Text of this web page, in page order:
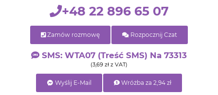
+48 22 896 65 07
Zamów rozmowę Rozpocznij Czat
SMS: WTA07 (treść SMS) Na 73313
(3,69 zł z VAT)
Wyślij E-Mail Wróżba za 2,94 zł